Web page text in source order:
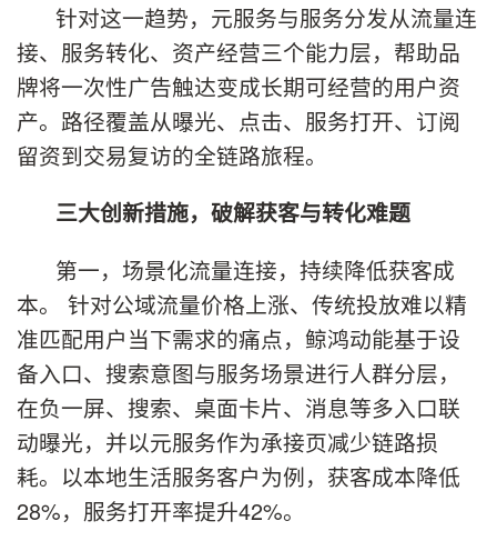
针对这一趋势，元服务与服务分发从流量连
接、服务转化、资产经营三个能力层，帮助品
牌将一次性广告触达变成长期可经营的用户资
产。路径覆盖从曝光、点击、服务打开、订阅
留资到交易复访的全链路旅程。
三大创新措施，破解获客与转化难题
第一，场景化流量连接，持续降低获客成
本。 针对公域流量价格上涨、传统投放难以精
准匹配用户当下需求的痛点，鲸鸿动能基于设
备入口、搜索意图与服务场景进行人群分层，
在负一屏、搜索、桌面卡片、消息等多入口联
动曝光，并以元服务作为承接页减少链路损
耗。以本地生活服务客户为例，获客成本降低
28%，服务打开率提升42%。